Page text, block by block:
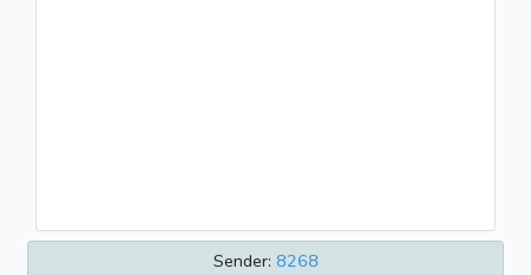
Sender: 8268